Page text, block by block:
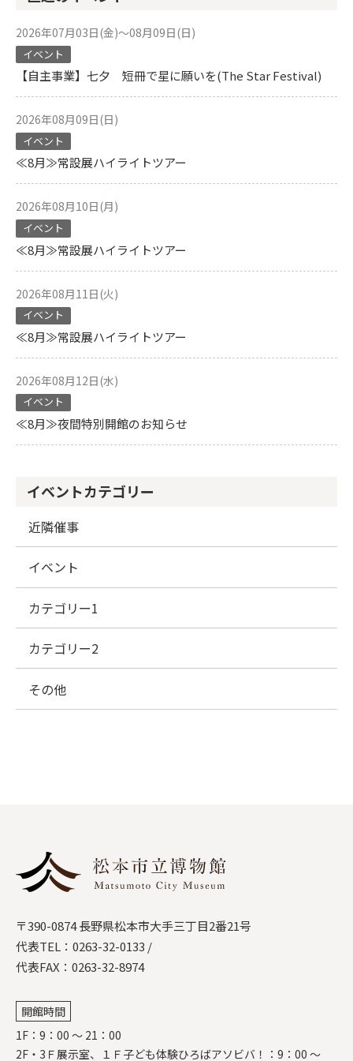
2026年07月03日(金)～08月09日(日)
イベント
【自主事業】七夕 短冊で星に願いを(The Star Festival)
2026年08月09日(日)
イベント
≪8月≫常設展ハイライトツアー
2026年08月10日(月)
イベント
≪8月≫常設展ハイライトツアー
2026年08月11日(火)
イベント
≪8月≫常設展ハイライトツアー
2026年08月12日(水)
イベント
≪8月≫夜間特別開館のお知らせ
イベントカテゴリー
近隣催事
イベント
カテゴリー1
カテゴリー2
その他
〒390-0874 長野県松本市大手三丁目2番21号
代表TEL： 0263-32-0133 /
代表FAX：0263-32-8974
開館時間
1F：9：00 ～ 21：00
2F・3Ｆ展示室、１Ｆ子ども体験ひろばアソビバ！：9：00 ～